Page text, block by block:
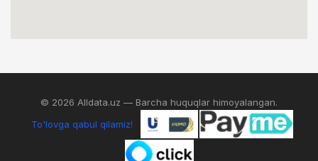
© 2026 Alldata.uz — Barcha huquqlar himoyalangan.
To'lovga qabul qilamiz!